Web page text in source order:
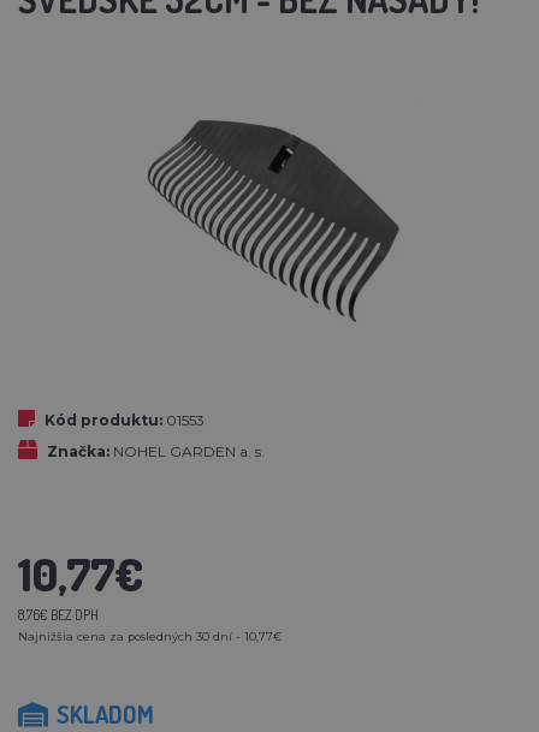
Kód produktu: 01553
Značka: NOHEL GARDEN a. s.
10,77€
8,76€ BEZ DPH
Najnižšia cena za posledných 30 dní - 10,77€
SKLADOM